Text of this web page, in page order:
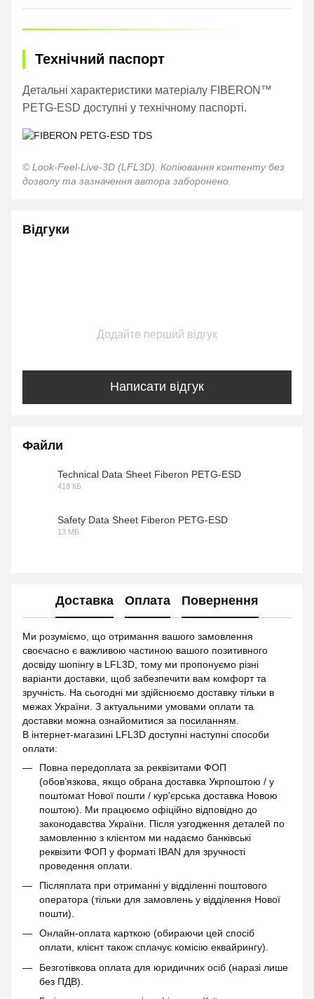
Технічний паспорт
Детальні характеристики матеріалу FIBERON™
PETG-ESD доступні у технічному паспорті.
© Look-Feel-Live-3D (LFL3D). Копіювання контенту без
дозволу та зазначення автора заборонено.
Відгуки
Додайте перший відгук
Написати відгук
Файли
Technical Data Sheet Fiberon PETG-ESD
418 КБ
Safety Data Sheet Fiberon PETG-ESD
13 МБ
Доставка Оплата Повернення
Ми розуміємо, що отримання вашого замовлення
своєчасно є важливою частиною вашого позитивного
досвіду шопінгу в LFL3D, тому ми пропонуємо різні
варіанти доставки, щоб забезпечити вам комфорт та
зручність. На сьогодні ми здійснюємо доставку тільки в
межах України. З актуальними умовами оплати та
доставки можна ознайомитися за посиланням
В інтернет-магазині LFL3D доступні наступні способи
оплати:
Повна передоплата за реквізитами ФОП
(обов’язкова, якщо обрана доставка Укрпоштою / у
поштомат Нової пошти / кур'єрська доставка Новою
поштою). Ми працюємо офіційно відповідно до
законодавства України. Після узгодження деталей по
замовленню з клієнтом ми надаємо банківські
реквізити ФОП у форматі IBAN для зручності
проведення оплати.
Післяплата при отриманні у відділенні поштового
оператора (тільки для замовлень у відділення Нової
пошти).
Онлайн-оплата карткою (обираючи цей спосіб
оплати, клієнт також сплачує комісію еквайрингу).
Безготівкова оплата для юридичних осіб (наразі лише
без ПДВ).